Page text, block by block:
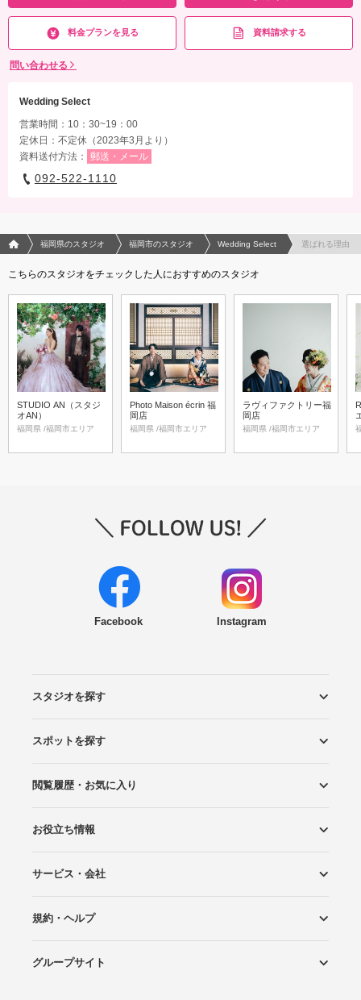
料金プランを見る 資料請求する
問い合わせる
Wedding Select
営業時間：10：30~19：00
定休日：不定休（2023年3月より）
資料送付方法：
郵送・メール
092-522-1110
フォトウエディング/結婚写真のPhotorait ホーム
福岡県のスタジオ 福岡市のスタジオ Wedding Select 選ばれる理由
こちらのスタジオをチェックした人におすすめのスタジオ
STUDIO AN（スタジ
オAN）
福岡県 /福岡市エリア
Photo Maison écrin 福
岡店
福岡県 /福岡市エリア
ラヴィファクトリー福
岡店
福岡県 /福岡市エリア
Facebook Instagram
スタジオを探す
エリアから探す
こだわりから探す
NEW PHOTO STYLE
プランから探す
フォトタイプ診断
フォトグラファーから探す
国内リゾートから探す
スポットを探す
ロケーションから探す
スタジオから探す
閲覧履歴・お気に入り
閲覧スタジオ
お気に入り
お役立ち情報
Wedding Photo マガジン
はじめてガイド
サービス・会社
Photoraitとは
スタジオの掲載について
お問い合わせ
運営会社
サイトマップ
規約・ヘルプ
プライバシーポリシー
利用規約
ヘルプ
グループサイト